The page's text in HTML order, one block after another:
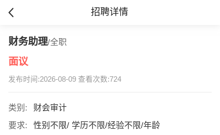
招聘详情
财务助理/全职
面议
发布时间:2026-08-09 查看次数:724
类别:
财会审计
要求:
性别不限/ 学历不限/经验不限/年龄